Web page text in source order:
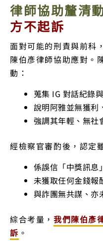
律師協助釐清
方不起訴
面對可能的刑責與前科
陳伯彥律師協助應對。
動：
蒐集 IG 對話紀錄
說明阿雅並無獲利
強調其年輕、無社
經檢察官審酌後，認定
係誤信「中獎訊息
未獲取任何金錢報
與詐團無共謀、亦
綜合考量， 我們陳伯彥
訴 。